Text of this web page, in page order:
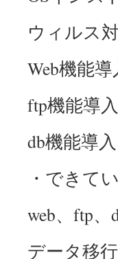
ウィルス
Web機能
ftp機能導
db機能導
・できて
web、ftp、
データ移行